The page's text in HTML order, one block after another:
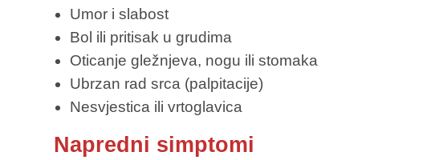
Umor i slabost
Bol ili pritisak u grudima
Oticanje gležnjeva, nogu ili stomaka
Ubrzan rad srca (palpitacije)
Nesvjestica ili vrtoglavica
Napredni simptomi